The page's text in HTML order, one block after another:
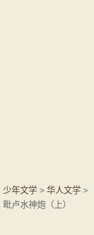
少年文学 > 华人文学 >
毗卢水神炮（上）